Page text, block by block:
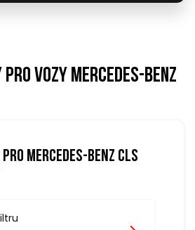
vozy mercedes-benz
pro mercedes-benz cls